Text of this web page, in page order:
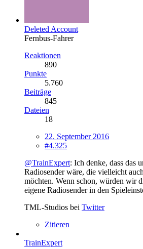
Deleted Account
Fernbus-Fahrer
Reaktionen
890
Punkte
5.760
Beiträge
845
Dateien
18
22. September 2016
#4.325
@TrainExpert: Ich denke, dass das
Radiosender wäre, die vielleicht
möchten. Wenn schon, würden wir
eigene Radiosender in den
TML-Studios bei Twitter
Zitieren
TrainExpert